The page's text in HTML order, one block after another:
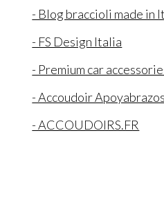
- Blog braccioli made in
- FS Design Italia
- Premium car
- Accoudoir Apoyabrazos
- ACCOUDOIRS.FR